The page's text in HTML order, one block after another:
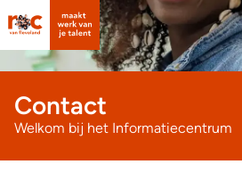
Contact
Welkom bij het Informatiecentrum